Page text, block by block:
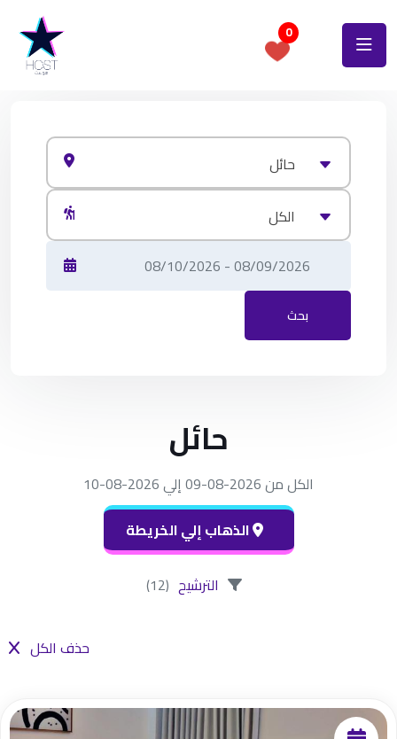
0
حائل
الكل
بحث
حائل
الكل من 2026-08-09 إلي 2026-08-10
الذهاب إلي الخريطة
الترشيح (12)
حذف الكل